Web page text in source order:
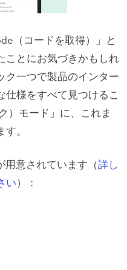
（コードを取得）」と
ことにお気づきかもしれ
ク一つで製品のインター
仕様をすべて見つけるこ
）モード」に、これま
。
用意されています（詳し
い）：